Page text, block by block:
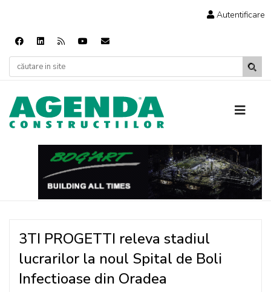
Autentificare
3TI PROGETTI releva stadiul
lucrarilor la noul Spital de Boli
Infectioase din Oradea